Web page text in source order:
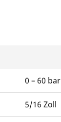
0 – 60 bar
5/16 Zoll